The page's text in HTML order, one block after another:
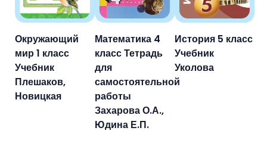
Окружающий
мир 1 класс
Учебник
Плешаков,
Новицкая
Математика 4
класс Тетрадь
для
самостоятельной
работы
Захарова О.А.,
Юдина Е.П.
История 5 класс
Учебник
Уколова